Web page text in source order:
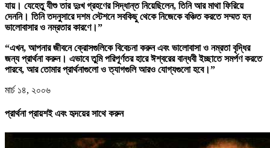
যায়। যেহেতু যীশু তার দুঃখ গ্রহণের সিদ্ধান্ত নিয়েছিলেন, তিনি আর মাথা ফিরিয়ে
দেননি। তিনি তদনুসারে দশম স্টেশনে সবকিছু থেকে নিজেকে বঞ্চিত করতে সম্মত হন
ভালোবাসার ও নম্রতার কারণে।”
“এখন, আপনার জীবনে ক্রোসগুলিকে বিবেচনা করুন এবং ভালোবাসা ও নম্রতা বৃদ্ধির
জন্য প্রার্থনা করুন। এভাবে তুমি পরিপূর্ণতর হারে ঈশ্বরের বান্ধবী ইচ্ছাতে সমর্পণ করতে
পারবে, আর তোমার প্রার্থনাগুলো ও ত্যাগগুলি আরও যোগ্যগুলো হবে।”
মার্চ ১৪, ২০০৬
প্রার্থনা প্রায়শই এবং হৃদয়ের সাথে করুন